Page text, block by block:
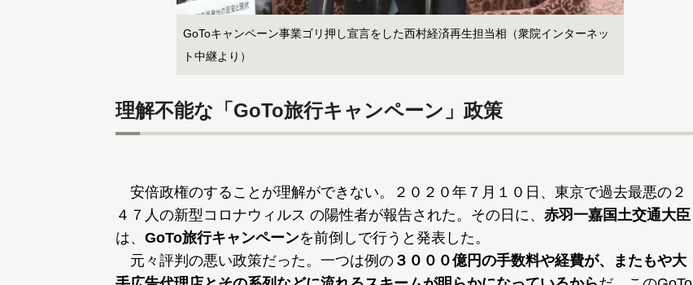
GoToキャンペーン事業ゴリ押し宣言をした西村経済再生担当相（衆院インターネッ
ト中継より）
理解不能な「GoTo旅行キャンペーン」政策
安倍政権のすることが理解ができない。２０２０年７月１０日、東京で過去最悪の２
４７人の新型コロナウィルス の陽性者が報告された。その日に、 赤羽一嘉国土交通大臣
は、 GoTo旅行キャンペーンを前倒しで行うと発表した。
元々評判の悪い政策だった。一つは例の ３０００億円の手数料や経費が、またもや大